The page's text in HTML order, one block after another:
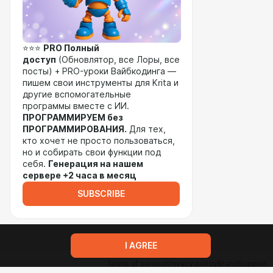
⭐⭐⭐ PRO Полный
доступ (Обновлятор, все Лоры, все
посты) + PRO-уроки Вайбкодинга —
пишем свои инструменты для Krita и
другие вспомогательные
программы вместе с ИИ.
ПРОГРАММИРУЕМ без
ПРОГРАММИРОВАНИЯ. Для тех,
кто хочет не просто пользоваться,
но и собирать свои функции под
себя. Генерация на нашем
сервере +2 часа в месяц
SUBSCRIBE
I AGREE